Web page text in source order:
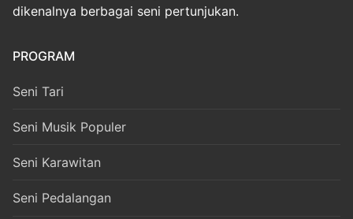
dikenalnya berbagai seni pertunjukan.
PROGRAM
Seni Tari
Seni Musik Populer
Seni Karawitan
Seni Pedalangan